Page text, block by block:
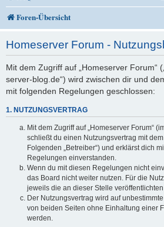
Foren-Übersicht
Homeserver Forum -
Mit dem Zugriff auf „Homeserver Forum“
server-blog.de“) wird zwischen dir und
mit folgenden Regelungen geschlossen:
1. NUTZUNGSVERTRAG
Mit dem Zugriff auf „Homeserver Forum“
schließt du einen Nutzungsvertrag mit
Folgenden „Betreiber“) und erklärst dich
Regelungen einverstanden.
Wenn du mit diesen Regelungen nicht
das Board nicht weiter nutzen. Für die
jeweils die an dieser Stelle
Der Nutzungsvertrag wird auf
von beiden Seiten ohne Einhaltung einer
werden.